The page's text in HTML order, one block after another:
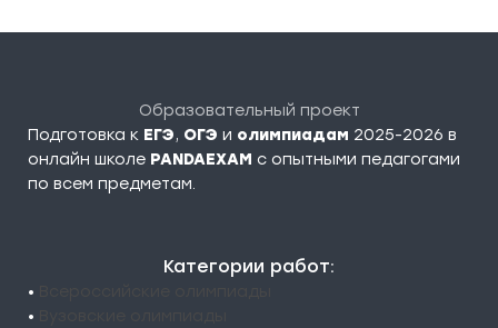
Образовательный проект
Подготовка к ЕГЭ, ОГЭ и олимпиадам 2025-2026 в
онлайн школе PANDAEXAM c опытными педагогами
по всем предметам.
Категории работ:
•
•